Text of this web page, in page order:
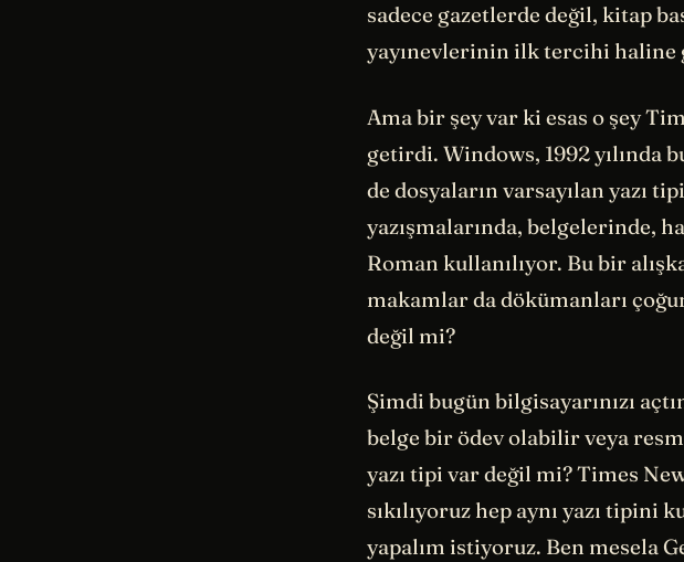
sadece gazetlerde değil, kitap
yayınevlerinin ilk tercihi haline
Ama bir şey var ki esas o şey
getirdi. Windows, 1992 yılında
de dosyaların varsayılan yazı
yazışmalarında, belgelerinde,
Roman kullanılıyor. Bu bir
makamlar da dökümanları
değil mi?
Şimdi bugün bilgisayarınızı
belge bir ödev olabilir veya
yazı tipi var değil mi? Times
sıkılıyoruz hep aynı yazı tipini
yapalım istiyoruz. Ben mesela